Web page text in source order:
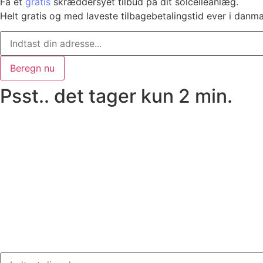
Helt gratis og med laveste tilbagebetalingstid ever i
Beregn nu
Psst.. det tager kun 2 min.